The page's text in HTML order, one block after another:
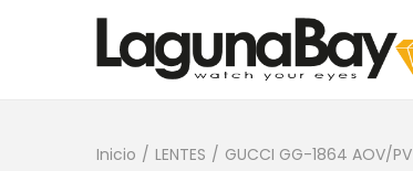
Inicio / LENTES / GUCCI GG-1864 AOV/PV